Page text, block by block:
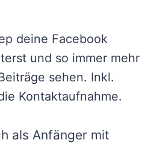
deine Facebook
und so immer mehr
sehen. Inkl.
Kontaktaufnahme.
als Anfänger mit